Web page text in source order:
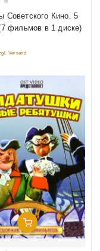
Советского Кино. 5
фильмов в 1 диске)
Versand
Добавить В Корзину